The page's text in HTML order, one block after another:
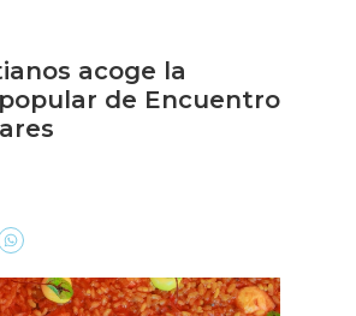
acoge la
de Encuentro